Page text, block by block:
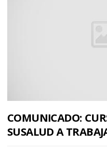
COMUNICADO:
SUSALUD A